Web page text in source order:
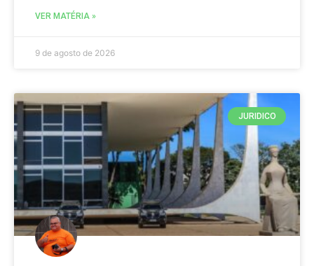
VER MATÉRIA »
9 de agosto de 2026
JURIDICO